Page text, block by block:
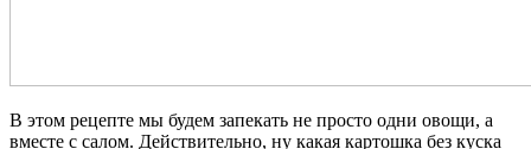
В этом рецепте мы будем запекать не просто одни овощи, а
вместе с салом. Действительно, ну какая картошка без куска